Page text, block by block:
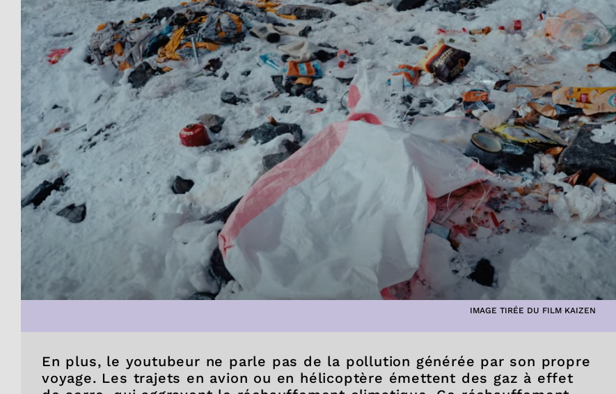
IMAGE TIRÉE DU FILM KAIZEN
En plus, le youtubeur ne parle pas de la pollution générée par son propre
voyage. Les trajets en avion ou en hélicoptère émettent des gaz à effet